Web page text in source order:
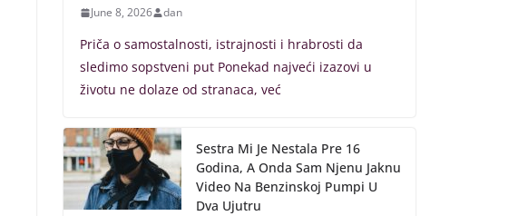
June 8, 2026 dan
Priča o samostalnosti, istrajnosti i hrabrosti da
sledimo sopstveni put Ponekad najveći izazovi u
životu ne dolaze od stranaca, već
Sestra Mi Je Nestala Pre 16
Godina, A Onda Sam Njenu Jaknu
Video Na Benzinskoj Pumpi U
Dva Ujutru